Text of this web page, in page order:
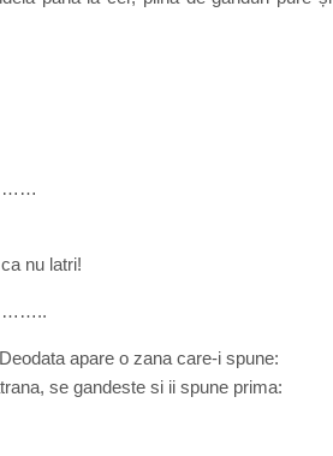
nu latri!
apare o zana care-i spune:
se gandeste si ii spune prima: